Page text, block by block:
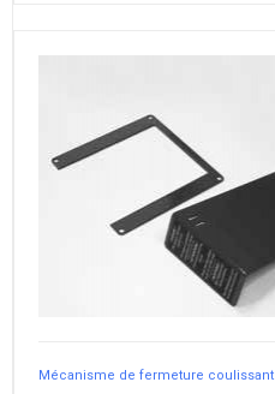
Mécanisme de fermeture coulissant